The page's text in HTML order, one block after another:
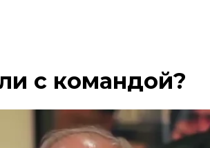
с командой?